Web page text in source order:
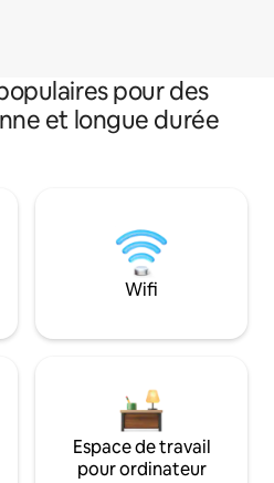
pour des
et longue durée
Wifi
Espace de travail
pour ordinateur